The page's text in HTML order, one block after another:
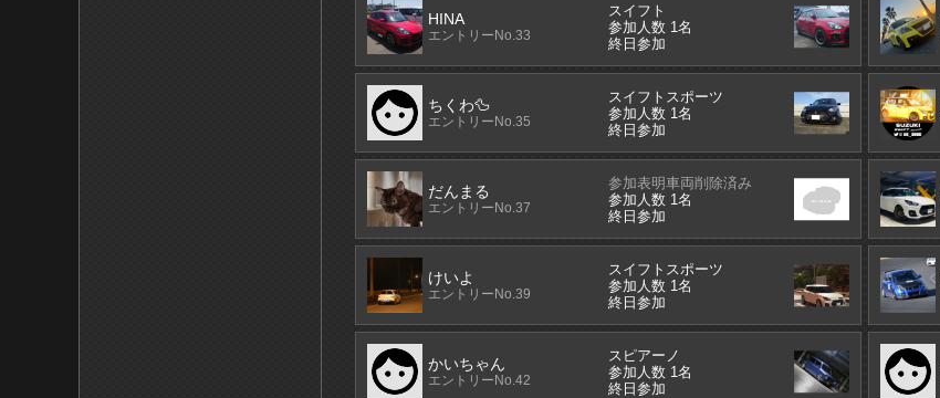
HINA
エントリーNo.33
スイフト
参加人数 1名
終日参加
ちくわ🦆
エントリーNo.35
スイフトスポーツ
参加人数 1名
終日参加
だんまる
エントリーNo.37
参加表明車両削除済み
参加人数 1名
終日参加
けいよ
エントリーNo.39
スイフトスポーツ
参加人数 1名
終日参加
かいちゃん
エントリーNo.42
スピアーノ
参加人数 1名
終日参加